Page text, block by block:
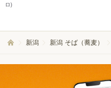
ロ)
新潟 新潟 そば（蕎麦）